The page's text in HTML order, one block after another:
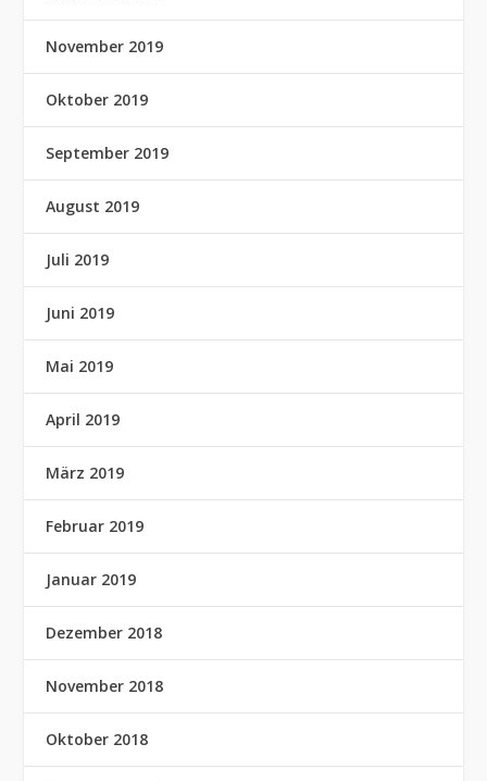
November 2019
Oktober 2019
September 2019
August 2019
Juli 2019
Juni 2019
Mai 2019
April 2019
März 2019
Februar 2019
Januar 2019
Dezember 2018
November 2018
Oktober 2018